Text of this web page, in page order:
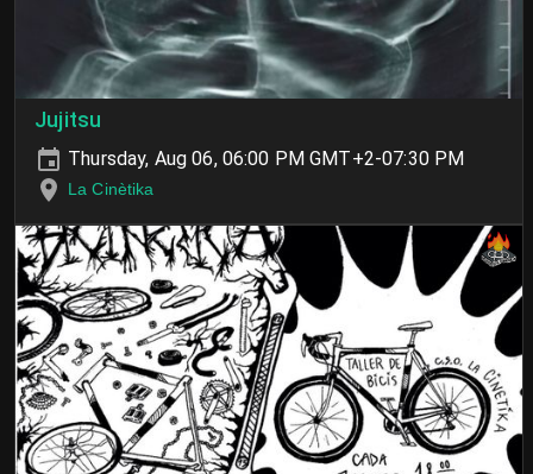
Jujitsu
Thursday, Aug 06, 06:00 PM GMT+2-07:30 PM
La Cinètika